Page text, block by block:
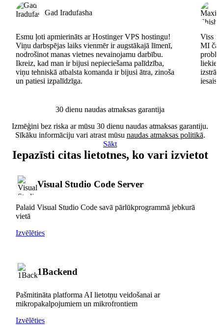
Gad Iradufasha
Esmu ļoti apmierināts ar Hostinger VPS hostingu!
Viņu darbspējas laiks vienmēr ir augstākajā līmenī,
nodrošinot manas vietnes nevainojamu darbību.
Ikreiz, kad man ir bijusi nepieciešama palīdzība,
viņu tehniskā atbalsta komanda ir bijusi ātra, zinoša
un patiesi izpalīdzīga.
Viss
MI
30 dienu naudas atmaksas garantija
Izmēģini bez riska ar mūsu 30 dienu naudas atmaksas garantiju.
Sīkāku informāciju vari atrast mūsu naudas atmaksas politikā.
Sākt
Iepazīsti citas lietotnes, ko vari izvietot
Visual Studio Code Server
Palaid Visual Studio Code savā pārlūkprogrammā jebkurā
vietā
Izvēlēties
1Backend
Pašmitināta platforma AI lietotņu veidošanai ar
mikropakalpojumiem un mikrofrontiem
Izvēlēties